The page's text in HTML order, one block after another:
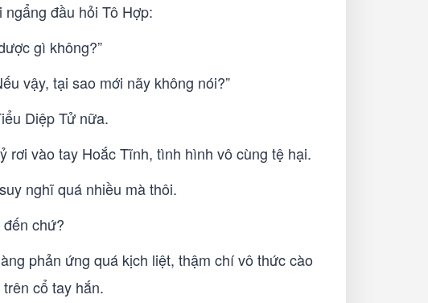
đầu hỏi Tô Hợp:
gì không?”
vậy, tại sao mới nãy không nói?”
Diệp Tử nữa.
rơi vào tay Hoắc Tĩnh, tình hình vô cùng tệ hại.
nghĩ quá nhiều mà thôi.
chứ?
phản ứng quá kịch liệt, thậm chí vô thức cào
cổ tay hắn.